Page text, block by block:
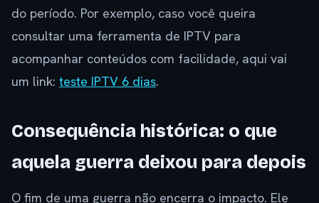
do período. Por exemplo, caso você queira
consultar uma ferramenta de IPTV para
acompanhar conteúdos com facilidade, aqui vai
um link: teste IPTV 6 dias.
Consequência histórica: o que
aquela guerra deixou para depois
O fim de uma guerra não encerra o impacto. Ele